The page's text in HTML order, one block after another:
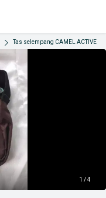
Tas selempang CAMEL ACTIVE
1 / 4